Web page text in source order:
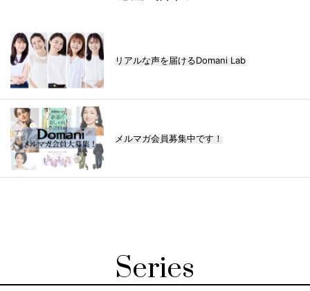
リアルな声を届けるDomani Lab
メルマガ会員募集中です！
Series